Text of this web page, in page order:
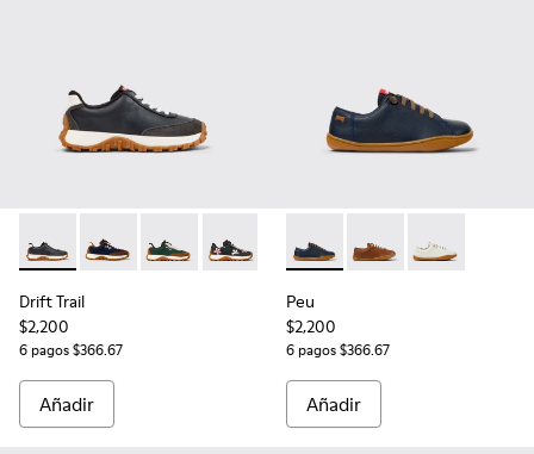
Drift Trail - K800548-004 - Zapatillas de piel y nobuk
Drift Trail - K800548-028
Drift Trail - K800548-025
Drift Trail - K800548-023
Drift Trail
$2,200
6 pagos $366.67
Añadir
Peu - 80003-104 - Zapatos
Peu - 80003-160
Peu - 80003-
Peu
$2,200
6 pagos $366.67
Añadir